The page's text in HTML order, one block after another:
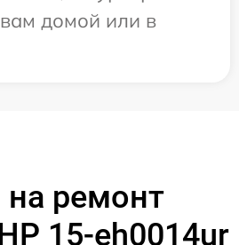
домой или в
ремонт
15-eh0014ur